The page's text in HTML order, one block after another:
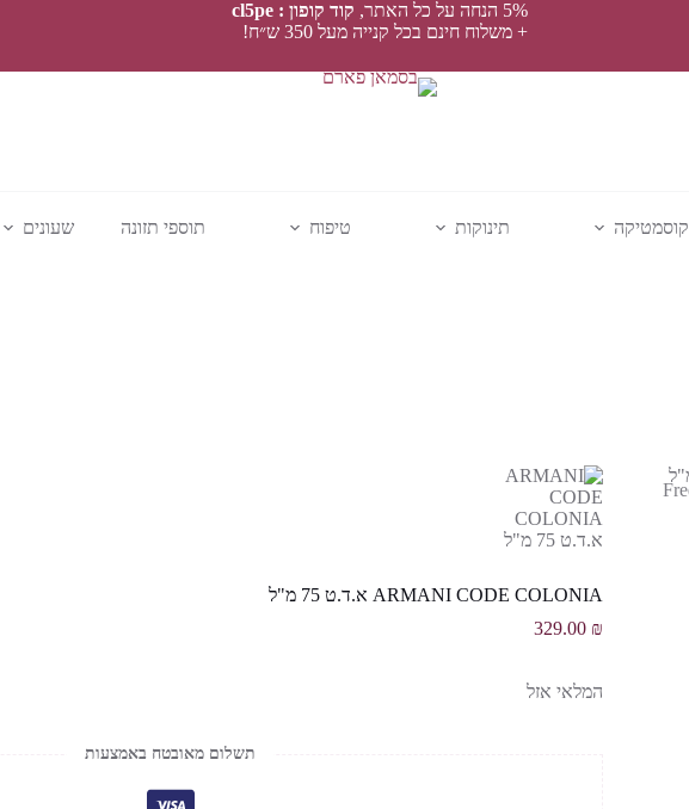
5% הנחה על כל האתר,
קוד קופון : cl5pe
+ משלוח חינם בכל קנייה מעל 350 ש״ח!
קוסמטיקה תינוקות טיפוח תוספי תזונה שעונים
ARMANI CODE COLONIA א.ד.ט 75 מ"ל
329.00 ₪
המלאי אזל
תשלום מאובטח באמצעות